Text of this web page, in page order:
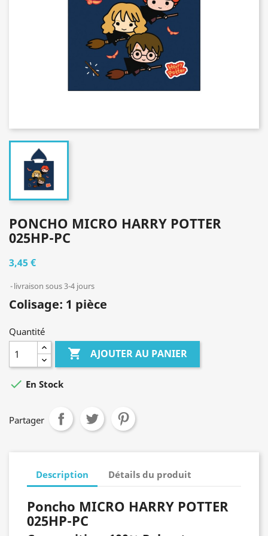
PONCHO MICRO HARRY POTTER
025HP-PC
3,45 €
livraison sous 3-4 jours
Colisage: 1 pièce
Quantité
 AJOUTER AU PANIER
 En Stock
Partager
Description Détails du produit
Poncho MICRO HARRY POTTER
025HP-PC